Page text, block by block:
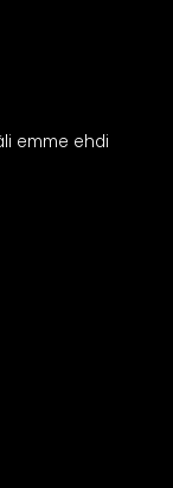
emme ehdi